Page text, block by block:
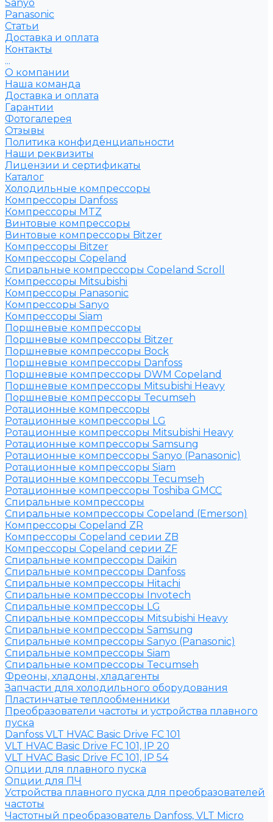
Sanyo
Рanasonic
Статьи
Доставка и оплата
Контакты
...
О компании
Наша команда
Доставка и оплата
Гарантии
Фотогалерея
Отзывы
Политика конфиденциальности
Наши реквизиты
Лицензии и сертификаты
Каталог
Холодильные компрессоры
Компрессоры Danfoss
Компрессоры MTZ
Винтовые компрессоры
Винтовые компрессоры Bitzer
Компрессоры Bitzer
Компрессоры Copeland
Спиральные компрессоры Copeland Scroll
Компрессоры Mitsubishi
Компрессоры Panasonic
Компрессоры Sanyo
Компрессоры Siam
Поршневые компрессоры
Поршневые компрессоры Bitzer
Поршневые компрессоры Bock
Поршневые компрессоры Danfoss
Поршневые компрессоры DWM Copeland
Поршневые компрессоры Mitsubishi Heavy
Поршневые компрессоры Tecumseh
Ротационные компрессоры
Ротационные компрессоры LG
Ротационные компрессоры Mitsubishi Heavy
Ротационные компрессоры Samsung
Ротационные компрессоры Sanyo (Panasonic)
Ротационные компрессоры Siam
Ротационные компрессоры Tecumseh
Ротационные компрессоры Toshiba GMCC
Спиральные компрессоры
Спиральные компрессоры Copeland (Emerson)
Компрессоры Copeland ZR
Компрессоры Copeland серии ZB
Компрессоры Copeland серии ZF
Спиральные компрессоры Daikin
Спиральные компрессоры Danfoss
Спиральные компрессоры Hitachi
Спиральные компрессоры Invotech
Спиральные компрессоры LG
Спиральные компрессоры Mitsubishi Heavy
Спиральные компрессоры Samsung
Спиральные компрессоры Sanyo (Panasonic)
Спиральные компрессоры Siam
Спиральные компрессоры Tecumseh
Фреоны, хладоны, хладагенты
Запчасти для холодильного оборудования
Пластинчатые теплообменники
Преобразователи частоты и устройства плавного
пуска
Danfoss VLT HVAC Basic Drive FC 101
VLT HVAC Basic Drive FC 101, IP 20
VLT HVAC Basic Drive FC 101, IP 54
Опции для плавного пуска
Опции для ПЧ
Устройства плавного пуска для преобразователей
частоты
Частотный преобразователь Danfoss, VLT Micro